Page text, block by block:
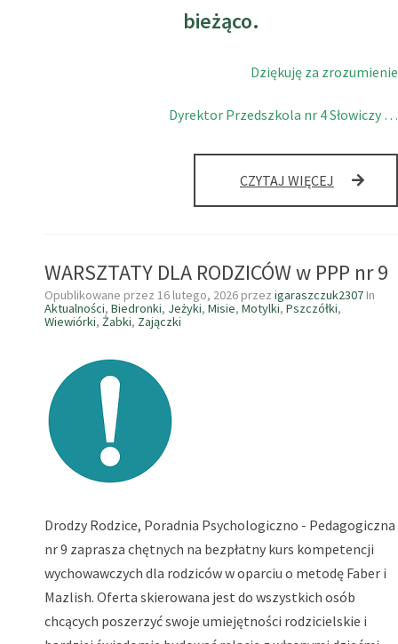
bieżąco.
Dziękuję za zrozumienie
Dyrektor Przedszkola nr 4 Słowiczy …
CZYTAJ WIĘCEJ
WARSZTATY DLA RODZICÓW w PPP nr 9
Opublikowane przez 16 lutego, 2026 przez igaraszczuk2307 In
Aktualności, Biedronki, Jeżyki, Misie, Motylki, Pszczółki,
Wiewiórki, Żabki, Zajączki
Drodzy Rodzice, Poradnia Psychologiczno - Pedagogiczna
nr 9 zaprasza chętnych na bezpłatny kurs kompetencji
wychowawczych dla rodziców w oparciu o metodę Faber i
Mazlish. Oferta skierowana jest do wszystkich osób
chcących poszerzyć swoje umiejętności rodzicielskie i